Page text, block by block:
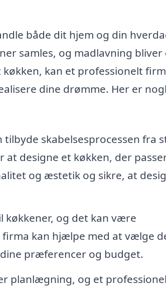
både dit hjem og din
samles, og madlavning bliver
kan et professionelt
dine drømme. Her er
skabelsesprocessen fra
designe et køkken, der
og æstetik og sikre, at
køkkener, og det kan være
kan hjælpe med at vælge
præferencer og budget.
planlægning, og et